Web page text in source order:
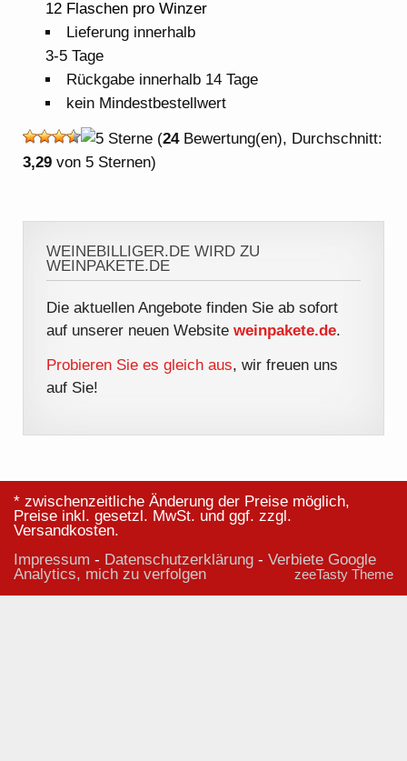
12 Flaschen pro Winzer
Lieferung innerhalb
3-5 Tage
Rückgabe innerhalb 14 Tage
kein Mindestbestellwert
(24Bewertung(en), Durchschnitt:
3,29 von 5 Sternen)
WEINEBILLIGER.DE WIRD ZU
WEINPAKETE.DE
Die aktuellen Angebote finden Sie ab sofort
auf unserer neuen Websiteweinpakete.de.
Probieren Sie es gleich aus, wir freuen uns
auf Sie!
* zwischenzeitliche Änderung der Preise möglich,
Preise inkl. gesetzl. MwSt. und ggf. zzgl.
Versandkosten.
Impressum - Datenschutzerklärung - Verbiete Google
Analytics, mich zu verfolgen
zeeTasty Theme